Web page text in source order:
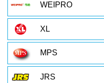
WEIPRO
XL
MPS
JRS